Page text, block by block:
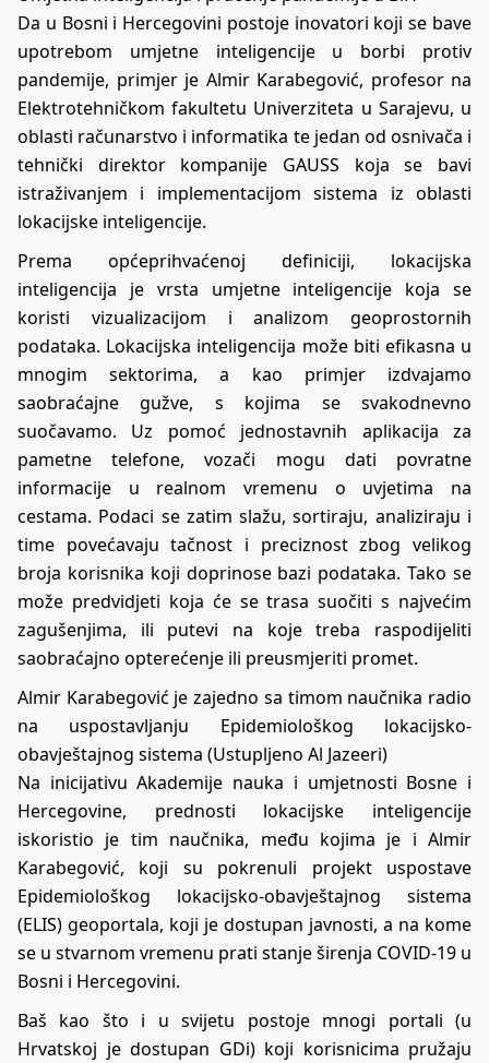
Da u Bosni i Hercegovini postoje inovatori koji se bave
upotrebom umjetne inteligencije u borbi protiv
pandemije, primjer je Almir Karabegović, profesor na
Elektrotehničkom fakultetu Univerziteta u Sarajevu, u
oblasti računarstvo i informatika te jedan od osnivača i
tehnički direktor kompanije GAUSS koja se bavi
istraživanjem i implementacijom sistema iz oblasti
lokacijske inteligencije.
Prema općeprihvaćenoj definiciji, lokacijska
inteligencija je vrsta umjetne inteligencije koja se
koristi vizualizacijom i analizom geoprostornih
podataka. Lokacijska inteligencija može biti efikasna u
mnogim sektorima, a kao primjer izdvajamo
saobraćajne gužve, s kojima se svakodnevno
suočavamo. Uz pomoć jednostavnih aplikacija za
pametne telefone, vozači mogu dati povratne
informacije u realnom vremenu o uvjetima na
cestama. Podaci se zatim slažu, sortiraju, analiziraju i
time povećavaju tačnost i preciznost zbog velikog
broja korisnika koji doprinose bazi podataka. Tako se
može predvidjeti koja će se trasa suočiti s najvećim
zagušenjima, ili putevi na koje treba raspodijeliti
saobraćajno opterećenje ili preusmjeriti promet.
Almir Karabegović je zajedno sa timom naučnika radio
na uspostavljanju Epidemiološkog lokacijsko-
obavještajnog sistema (Ustupljeno Al Jazeeri)
Na inicijativu Akademije nauka i umjetnosti Bosne i
Hercegovine, prednosti lokacijske inteligencije
iskoristio je tim naučnika, među kojima je i Almir
Karabegović, koji su pokrenuli projekt uspostave
Epidemiološkog lokacijsko-obavještajnog sistema
(ELIS) geoportala, koji je dostupan javnosti, a na kome
se u stvarnom vremenu prati stanje širenja COVID-19 u
Bosni i Hercegovini.
Baš kao što i u svijetu postoje mnogi portali (u
Hrvatskoj je dostupan GDi) koji korisnicima pružaju